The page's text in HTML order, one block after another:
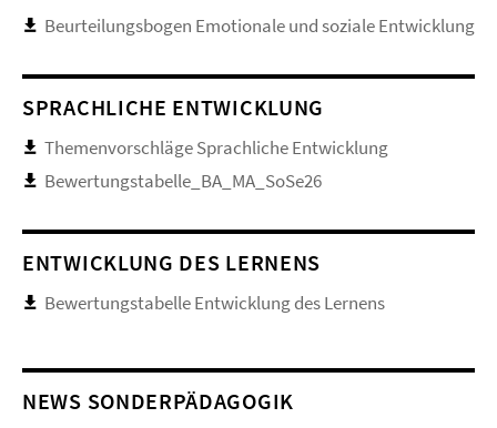
Beurteilungsbogen Emotionale und soziale Entwicklung
SPRACHLICHE ENTWICKLUNG
Themenvorschläge Sprachliche Entwicklung
Bewertungstabelle_BA_MA_SoSe26
ENTWICKLUNG DES LERNENS
Bewertungstabelle Entwicklung des Lernens
NEWS SONDERPÄDAGOGIK